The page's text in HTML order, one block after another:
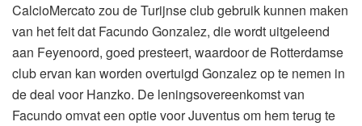
CalcioMercato zou de Turijnse club gebruik kunnen maken
van het feit dat Facundo Gonzalez, die wordt uitgeleend
aan Feyenoord, goed presteert, waardoor de Rotterdamse
club ervan kan worden overtuigd Gonzalez op te nemen in
de deal voor Hanzko. De leningsovereenkomst van
Facundo omvat een optie voor Juventus om hem terug te